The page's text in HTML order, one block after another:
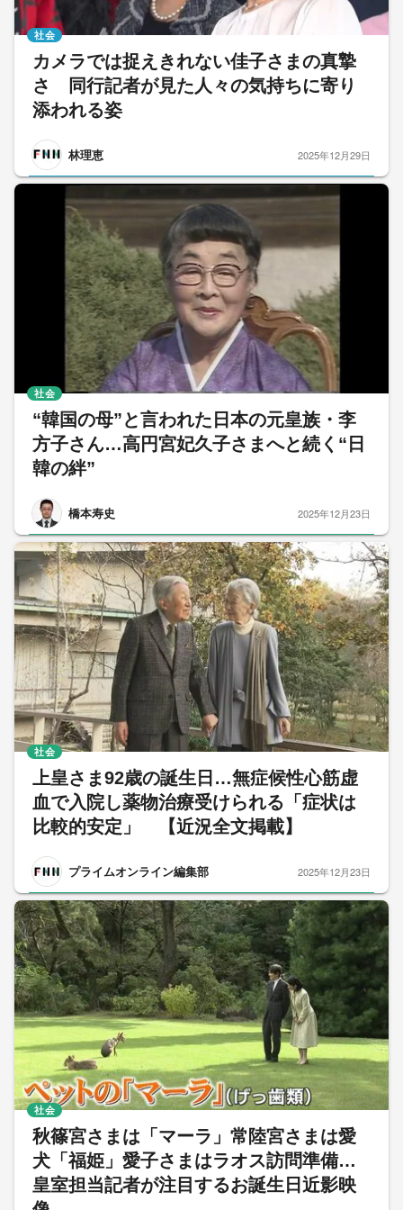
カメラでは捉えきれない佳子さまの真摯
さ 同行記者が見た人々の気持ちに寄り
添われる姿
林理恵
社会
2025年12月29日
“韓国の母”と言われた日本の元皇族・李
方子さん…高円宮妃久子さまへと続く“日
韓の絆”
橋本寿史
社会
2025年12月23日
上皇さま92歳の誕生日…無症候性心筋虚
血で入院し薬物治療受けられる「症状は
比較的安定」 【近況全文掲載】
プライムオンライン編集部
社会
2025年12月23日
秋篠宮さまは「マーラ」常陸宮さまは愛
犬「福姫」愛子さまはラオス訪問準備…
皇室担当記者が注目するお誕生日近影映
社会